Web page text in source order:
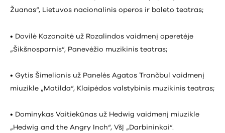
Žuanas“, Lietuvos nacionalinis operos ir baleto teatras;
• Dovilė Kazonaitė už Rozalindos vaidmenį operetėje
„Šikšnosparnis“, Panevėžio muzikinis teatras;
• Gytis Šimelionis už Panelės Agatos Trančbul vaidmenį
miuzikle „Matilda“, Klaipėdos valstybinis muzikinis teatras;
• Dominykas Vaitiekūnas už Hedwig vaidmenį miuzikle
„Hedwig and the Angry Inch“, VšĮ „Darbininkai“.